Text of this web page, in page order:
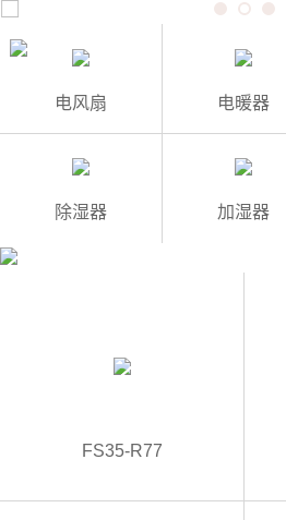
2
电风扇 电暖器
除湿器 加湿器
FS35-R77